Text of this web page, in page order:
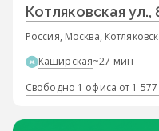
Котляковская ул.,
Россия, Москва,
Каширская~27 мин
Свободно 1 офиса от 1